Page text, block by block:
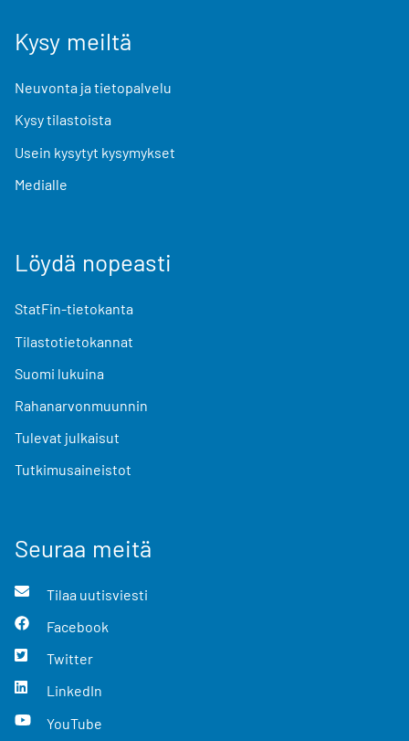
Kysy meiltä
Neuvonta ja tietopalvelu
Kysy tilastoista
Usein kysytyt kysymykset
Medialle
Löydä nopeasti
StatFin-tietokanta
Tilastotietokannat
Suomi lukuina
Rahanarvonmuunnin
Tulevat julkaisut
Tutkimusaineistot
Seuraa meitä
Tilaa uutisviesti
Facebook
Twitter
LinkedIn
YouTube